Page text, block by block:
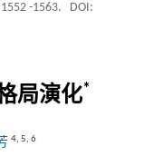
-1563.
DOI:
局演化*
4, 5, 6